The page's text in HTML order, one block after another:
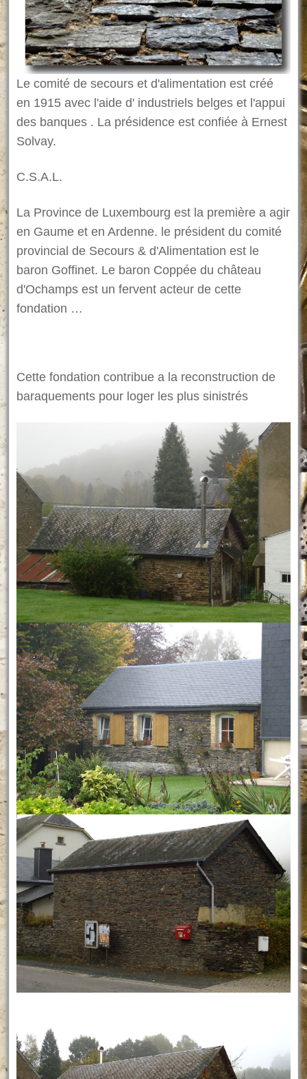
Le comité de secours et d'alimentation est créé
en 1915 avec l'aide d' industriels belges et l'appui
des banques . La présidence est confiée à Ernest
Solvay.
C.S.A.L.
La Province de Luxembourg est la première a agir
en Gaume et en Ardenne. le président du comité
provincial de Secours & d'Alimentation est le
baron Goffinet. Le baron Coppée du château
d'Ochamps est un fervent acteur de cette
fondation …
Cette fondation contribue a la reconstruction de
baraquements pour loger les plus sinistrés